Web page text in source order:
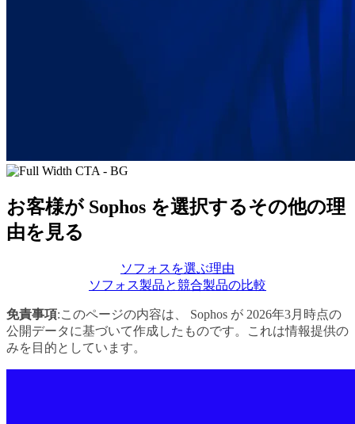
お客様が Sophos を選択するその他の理
由を見る
ソフォスを選ぶ理由
ソフォス製品と競合製品の比較
免責事項:このページの内容は、 Sophos が 2026年3月時点の
公開データに基づいて作成したものです。これは情報提供の
みを目的としています。